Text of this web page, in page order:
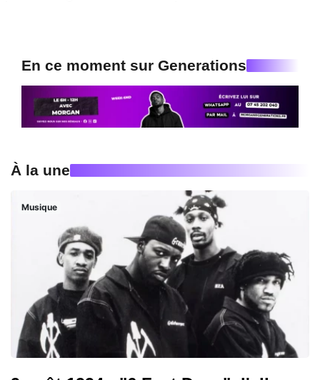
En ce moment sur Generations
À la une
Musique